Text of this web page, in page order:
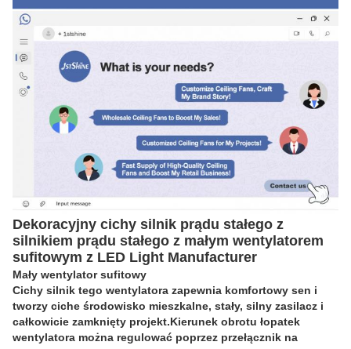
Dekoracyjny cichy silnik prądu stałego z
silnikiem prądu stałego z małym wentylatorem
sufitowym z LED Light Manufacturer
Mały wentylator sufitowy
Cichy silnik tego wentylatora zapewnia komfortowy sen i
tworzy ciche środowisko mieszkalne, stały, silny zasilacz i
całkowicie zamknięty projekt.Kierunek obrotu łopatek
wentylatora można regulować poprzez przełącznik na